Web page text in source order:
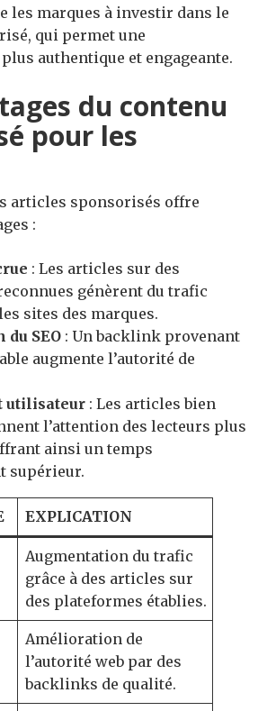
les marques à investir dans le
qui permet une
authentique et engageante.
du contenu
pour les
articles sponsorisés offre
:
: Les articles sur des
génèrent du trafic
sites des marques.
SEO : Un backlink provenant
augmente l’autorité de
utilisateur : Les articles bien
l’attention des lecteurs plus
ainsi un temps
supérieur.
EXPLICATION
Augmentation du trafic
grâce à des articles sur
des plateformes établies.
Amélioration de
l’autorité web par des
backlinks de qualité.